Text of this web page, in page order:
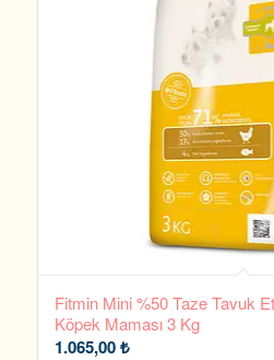
Fitmin Mini %50 Taze Tavuk
Köpek Maması 3 Kg
1.065,00₺